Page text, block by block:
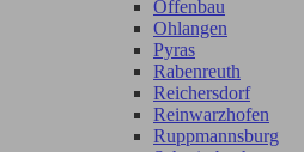
Offenbau
Ohlangen
Pyras
Rabenreuth
Reichersdorf
Reinwarzhofen
Ruppmannsburg